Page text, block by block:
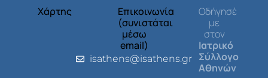
Χάρτης
Επικοινωνία
(συνιστάται
μέσω
email)
isathens@isathens.gr
Οδήγησέ
με
στον
Ιατρικό
Σύλλογο
Αθηνών